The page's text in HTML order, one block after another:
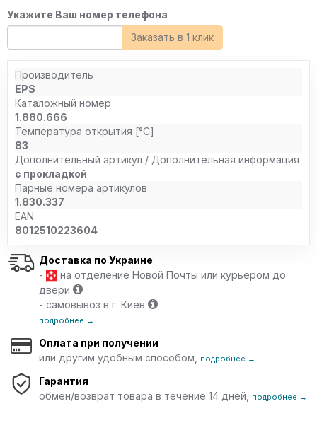
Укажите Ваш номер телефона
Заказать в 1 клик
Производитель
EPS
Каталожный номер
1.880.666
Температура открытия [°C]
83
Дополнительный артикул / Дополнительная информация
с прокладкой
Парные номера артикулов
1.830.337
EAN
8012510223604
Доставка по Украине
-
на отделение Новой Почты или курьером до
двери
- самовывоз в г. Киев
подробнее →
Оплата при получении
или другим удобным способом,
подробнее →
Гарантия
обмен/возврат товара в течение 14 дней,
подробнее →